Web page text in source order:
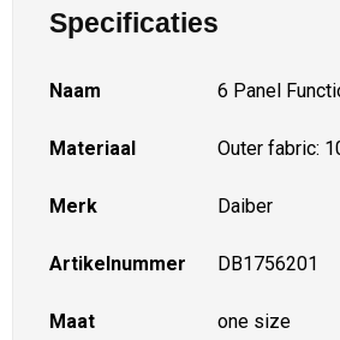
Specificaties
Naam 6 Panel
Materiaal Outer fabric:
Merk Daiber
Artikelnummer DB1756201
Maat one size